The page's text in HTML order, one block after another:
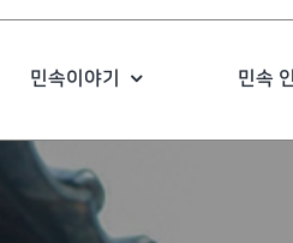
민속이야기 민속